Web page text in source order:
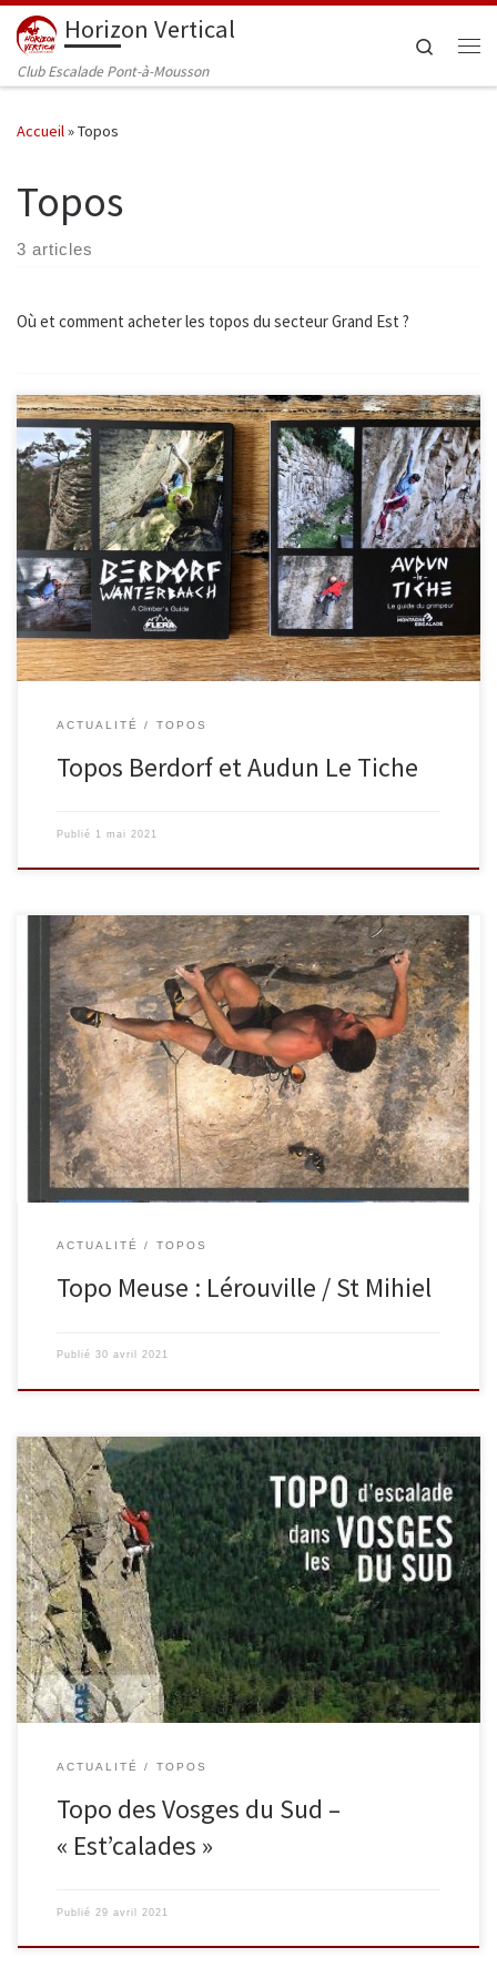
Passer au contenu
Horizon Vertical
Club Escalade Pont-à-Mousson
Search
Accueil»Topos
Topos
3 articles
Où et comment acheter les topos du secteur Grand Est ?
2 topos en un ! Topo transfrontalier coédité par le CT FFME
Lorraine avec la FLERA (Fédération Luxembourgeoise d’Escalade,
de Randonnée sportive et d’Alpinisme) Prix de vente : 20 euros
Nous avons quelques exemplaires en vente au club ! Merci de
contacter Sébastien : Mail : president@horizon-vertical-pam.net ou
passez par […]
ACTUALITÉ TOPOS
Topos Berdorf et Audun Le Tiche
Publié 1 mai 2021
173 voies du 4 au 8c+ réparties sur deux sites distants de moins de
15 kms Situés dans le triangle Bar le Duc, Toul, Verdun. 1h de
Nancy et de Metz, 1h30 de Reims, 2h de Troyes En vente 12 euros.
En rupture de stock ! Topo en réédition…
ACTUALITÉ TOPOS
Topo Meuse : Lérouville / St Mihiel
Publié 30 avril 2021
Topo d’escalade dans les Vosges du sud. Les sites : – Secteur
Vallée de Munster – Secteur Vignoble – Secteur Vallées de Thann
et Masevaux, Sundgau – Secteur Territoire de Belfort – Secteur La
Bresse et Gérardmer – Secteur Remiremont – Secteur Le Thillot
Prix de vente : 28 euros […]
ACTUALITÉ TOPOS
Topo des Vosges du Sud –
« Est’calades »
Publié 29 avril 2021